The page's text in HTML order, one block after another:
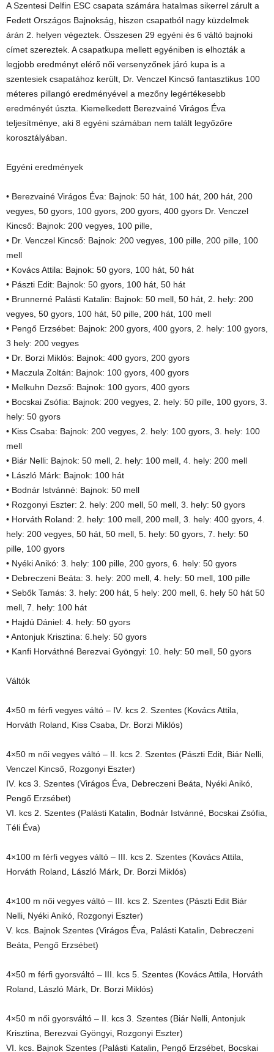
A Szentesi Delfin ESC csapata számára hatalmas sikerrel zárult a
Fedett Országos Bajnokság, hiszen csapatból nagy küzdelmek
árán 2. helyen végeztek. Összesen 29 egyéni és 6 váltó bajnoki
címet szereztek. A csapatkupa mellett egyéniben is elhozták a
legjobb eredményt elérő női versenyzőnek járó kupa is a
szentesiek csapatához került, Dr. Venczel Kincső fantasztikus 100
méteres pillangó eredményével a mezőny legértékesebb
eredményét úszta. Kiemelkedett Berezvainé Virágos Éva
teljesítménye, aki 8 egyéni számában nem talált legyőzőre
korosztályában.
Egyéni eredmények
• Berezvainé Virágos Éva: Bajnok: 50 hát, 100 hát, 200 hát, 200
vegyes, 50 gyors, 100 gyors, 200 gyors, 400 gyors Dr. Venczel
Kincső: Bajnok: 200 vegyes, 100 pille,
• Dr. Venczel Kincső: Bajnok: 200 vegyes, 100 pille, 200 pille, 100
mell
• Kovács Attila: Bajnok: 50 gyors, 100 hát, 50 hát
• Pászti Edit: Bajnok: 50 gyors, 100 hát, 50 hát
• Brunnerné Palásti Katalin: Bajnok: 50 mell, 50 hát, 2. hely: 200
vegyes, 50 gyors, 100 hát, 50 pille, 200 hát, 100 mell
• Pengő Erzsébet: Bajnok: 200 gyors, 400 gyors, 2. hely: 100 gyors,
3 hely: 200 vegyes
• Dr. Borzi Miklós: Bajnok: 400 gyors, 200 gyors
• Maczula Zoltán: Bajnok: 100 gyors, 400 gyors
• Melkuhn Dezső: Bajnok: 100 gyors, 400 gyors
• Bocskai Zsófia: Bajnok: 200 vegyes, 2. hely: 50 pille, 100 gyors, 3.
hely: 50 gyors
• Kiss Csaba: Bajnok: 200 vegyes, 2. hely: 100 gyors, 3. hely: 100
mell
• Biár Nelli: Bajnok: 50 mell, 2. hely: 100 mell, 4. hely: 200 mell
• László Márk: Bajnok: 100 hát
• Bodnár Istvánné: Bajnok: 50 mell
• Rozgonyi Eszter: 2. hely: 200 mell, 50 mell, 3. hely: 50 gyors
• Horváth Roland: 2. hely: 100 mell, 200 mell, 3. hely: 400 gyors, 4.
hely: 200 vegyes, 50 hát, 50 mell, 5. hely: 50 gyors, 7. hely: 50
pille, 100 gyors
• Nyéki Anikó: 3. hely: 100 pille, 200 gyors, 6. hely: 50 gyors
• Debreczeni Beáta: 3. hely: 200 mell, 4. hely: 50 mell, 100 pille
• Sebők Tamás: 3. hely: 200 hát, 5 hely: 200 mell, 6. hely 50 hát 50
mell, 7. hely: 100 hát
• Hajdú Dániel: 4. hely: 50 gyors
• Antonjuk Krisztina: 6.hely: 50 gyors
• Kanfi Horváthné Berezvai Gyöngyi: 10. hely: 50 mell, 50 gyors
Váltók
4×50 m férfi vegyes váltó – IV. kcs 2. Szentes (Kovács Attila,
Horváth Roland, Kiss Csaba, Dr. Borzi Miklós)
4×50 m női vegyes váltó – II. kcs 2. Szentes (Pászti Edit, Biár Nelli,
Venczel Kincső, Rozgonyi Eszter)
IV. kcs 3. Szentes (Virágos Éva, Debreczeni Beáta, Nyéki Anikó,
Pengő Erzsébet)
VI. kcs 2. Szentes (Palásti Katalin, Bodnár Istvánné, Bocskai Zsófia,
Téli Éva)
4×100 m férfi vegyes váltó – III. kcs 2. Szentes (Kovács Attila,
Horváth Roland, László Márk, Dr. Borzi Miklós)
4×100 m női vegyes váltó – III. kcs 2. Szentes (Pászti Edit Biár
Nelli, Nyéki Anikó, Rozgonyi Eszter)
V. kcs. Bajnok Szentes (Virágos Éva, Palásti Katalin, Debreczeni
Beáta, Pengő Erzsébet)
4×50 m férfi gyorsváltó – III. kcs 5. Szentes (Kovács Attila, Horváth
Roland, László Márk, Dr. Borzi Miklós)
4×50 m női gyorsváltó – II. kcs 3. Szentes (Biár Nelli, Antonjuk
Krisztina, Berezvai Gyöngyi, Rozgonyi Eszter)
VI. kcs. Bajnok Szentes (Palásti Katalin, Pengő Erzsébet, Bocskai